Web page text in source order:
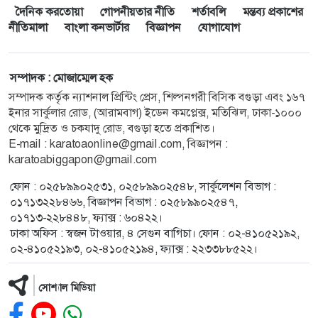
দৈনিক করতোয়া গোপনীয়তার নীতি শর্তাবলি
মন্তব্য প্রকাশের
নীতিমালা
বাংলা কনভার্টার বিজ্ঞাপন যোগাযোগ
সম্পাদক : মোজাম্মেল হক
সম্পাদক কর্তৃক ন্যাশনাল প্রিন্টিং প্রেস, শিল্পনগরী বিসিক বগুড়া এবং ১৬৭
ইনার সার্কুলার রোড, (আরামবাগ) ইডেন কমপ্লেক্স, মতিঝিল, ঢাকা-১০০০
থেকে মুদ্রিত ও চকযাদু রোড, বগুড়া হতে প্রকাশিত।
E-mail : karatoaonline@gmail.com, বিজ্ঞাপন :
karatoabiggapon@gmail.com
ফোন : ০২৫৮৯৯০২৫৩১, ০২৫৮৯৯০২৫৪৮, সার্কুলেশন বিভাগ :
০১৭১৩২২৮৪৬৬, বিজ্ঞাপন বিভাগ : ০২৫৮৯৯০২৫৪৭,
০১৭১৩-২২৮৪৪৮, ফ্যাক্স : ৬০৪২২।
ঢাকা অফিস : স্বজন টাওয়ার, ৪ সেগুন বাগিচা। ফোন : ০২-৪১০৫২১৯২,
০২-৪১০৫২১৯৩, ০২-৪১০৫২১৯৪, ফ্যাক্স : ২২৩৩৮৮৫২২।
সোশ্যাল মিডিয়া